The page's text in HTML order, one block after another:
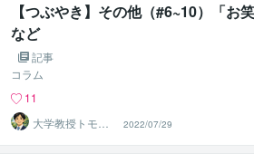
【つぶやき】その他（#6~10）「お笑
など
記事
コラム
11
大学教授トモ｜
元東大教員
2022/07/29